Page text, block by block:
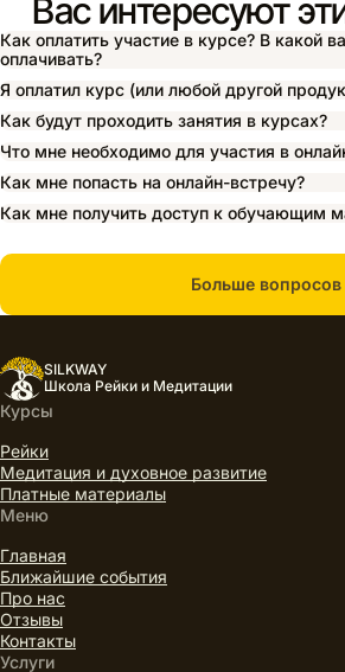
Вас интересуют
Как оплатить участие в курсе? В какой
оплачивать?
Я оплатил курс (или любой другой
Как будут проходить занятия в курсах?
Что мне необходимо для участия в
Как мне попасть на онлайн-встречу?
Как мне получить доступ к обучающим
Больше вопросов
SILKWAY
Школа Рейки и Медитации
Меню
Главная
Ближайшие события
Про нас
Отзывы
Контакты
Курсы
Рейки
Медитация и духовное развитие
Платные материалы
Услуги